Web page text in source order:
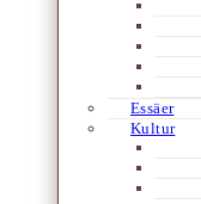
Essäer
Kultur